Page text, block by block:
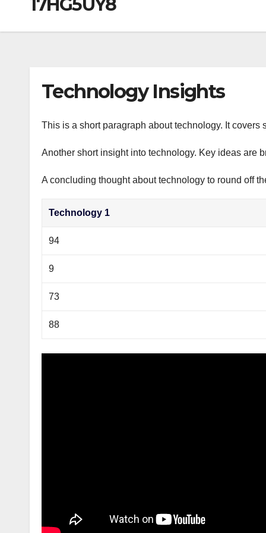
17HG5UY8
Technology Insights
This is a short paragraph about technology. It covers
Another short insight into technology. Key ideas are
A concluding thought about technology to round off
Technology 1
94
9
73
88
m